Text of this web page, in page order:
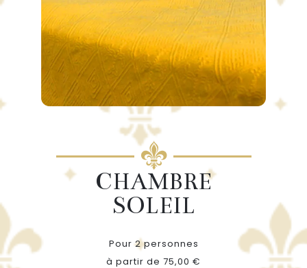
CHAMBRE
SOLEIL
Pour 2 personnes
à partir de 75,00 €